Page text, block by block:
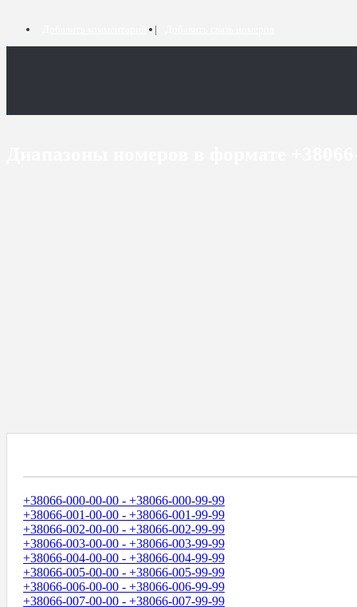
+38066-000-00-00 - +38066-000-99-99
+38066-001-00-00 - +38066-001-99-99
+38066-002-00-00 - +38066-002-99-99
+38066-003-00-00 - +38066-003-99-99
+38066-004-00-00 - +38066-004-99-99
+38066-005-00-00 - +38066-005-99-99
+38066-006-00-00 - +38066-006-99-99
+38066-007-00-00 - +38066-007-99-99